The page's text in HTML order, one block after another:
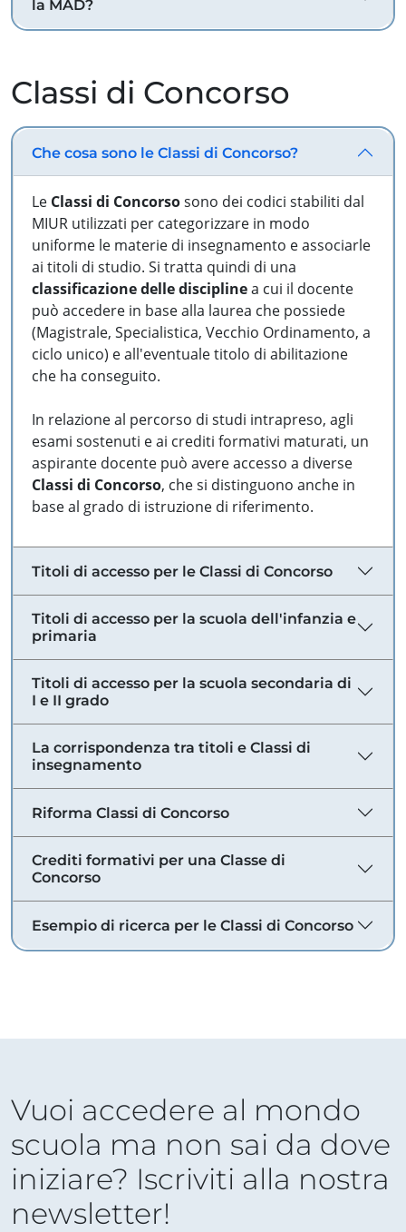
la MAD?
Classi di Concorso
Che cosa sono le Classi di Concorso?
Le Classi di Concorsosono dei codici stabiliti dal
MIUR utilizzati per categorizzare in modo
uniforme le materie di insegnamento e associarle
ai titoli di studio. Si tratta quindi di una
classificazione delle disciplinea cui il docente
può accedere in base alla laurea che possiede
(Magistrale, Specialistica, Vecchio Ordinamento, a
ciclo unico) e all'eventuale titolo di abilitazione
che ha conseguito.
In relazione al percorso di studi intrapreso, agli
esami sostenuti e ai crediti formativi maturati, un
aspirante docente può avere accesso a diverse
Classi di Concorso, che si distinguono anche in
base al grado di istruzione di riferimento.
Titoli di accesso per le Classi di Concorso
Titoli di accesso per la scuola dell'infanzia e
primaria
Titoli di accesso per la scuola secondaria di
I e II grado
La corrispondenza tra titoli e Classi di
insegnamento
Riforma Classi di Concorso
Crediti formativi per una Classe di
Concorso
Esempio di ricerca per le Classi di Concorso
Vuoi accedere al mondo
scuola ma non sai da dove
iniziare? Iscriviti alla nostra
newsletter!